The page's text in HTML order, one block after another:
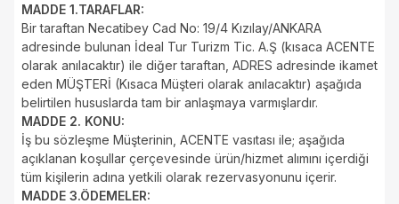
TRYTürk Lirası
Anasayfa
Oteller
Kampanyalar
Hakkımızda
İletişim
Otelinizi Ekleyin
Extranet Girişi
Facebook
Instagram
MADDE 1.TARAFLAR:
Bir taraftan Necatibey Cad No: 19/4 Kızılay/ANKARA
adresinde bulunan İdeal Tur Turizm Tic. A.Ş (kısaca ACENTE
olarak anılacaktır) ile diğer taraftan, ADRES adresinde ikamet
eden MÜŞTERİ (Kısaca Müşteri olarak anılacaktır) aşağıda
belirtilen hususlarda tam bir anlaşmaya varmışlardır.
MADDE 2. KONU:
İş bu sözleşme Müşterinin, ACENTE vasıtası ile; aşağıda
açıklanan koşullar çerçevesinde ürün/hizmet alımını içerdiği
tüm kişilerin adına yetkili olarak rezervasyonunu içerir.
MADDE 3.ÖDEMELER: